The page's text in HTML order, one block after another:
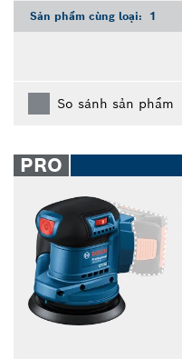
Sản phẩm cùng loại: 1
So sánh sản phẩm
PRO